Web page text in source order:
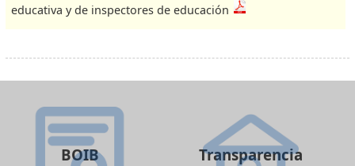
educativa y de inspectores de educación
BOIB Transparencia